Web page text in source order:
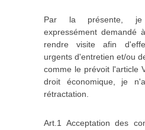
Par la présente, je
expressément demandé
rendre visite afin
urgents d'entretien et/ou
comme le prévoit l'article
droit économique, je
rétractation.
Art.1 Acceptation des